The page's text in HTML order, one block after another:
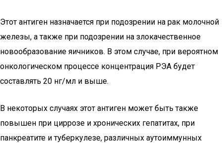
Этот антиген назначается при подозрении на рак молочной
железы, а также при подозрении на злокачественное
новообразование яичников. В этом случае, при вероятном
онкологическом процессе концентрация РЭА будет
составлять 20 нг/мл и выше.
В некоторых случаях этот антиген может быть также
повышен при циррозе и хронических гепатитах, при
панкреатите и туберкулезе, различных аутоиммунных